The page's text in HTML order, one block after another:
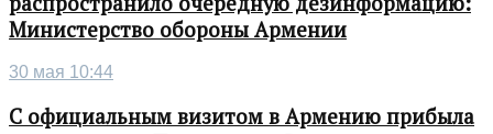
Министерство обороны Армении
30 мая 10:44
С официальным визитом в Армению прибыла